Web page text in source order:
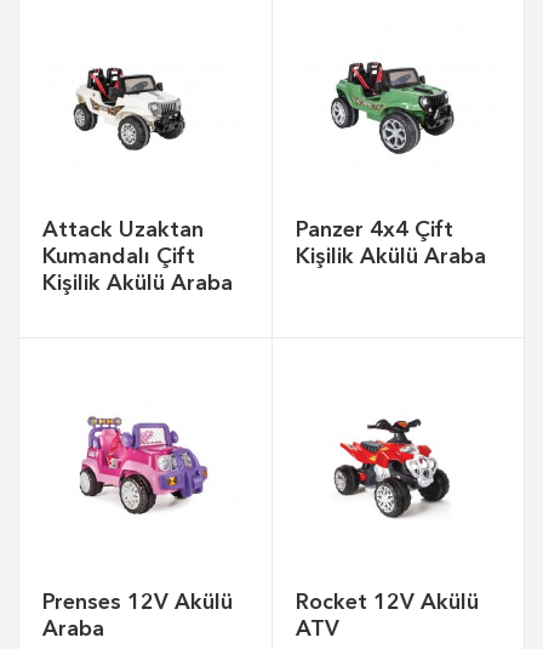
Attack Uzaktan
Kumandalı Çift
Kişilik Akülü Araba
Panzer 4x4 Çift
Kişilik Akülü Araba
Prenses 12V Akülü
Araba
Rocket 12V Akülü
ATV